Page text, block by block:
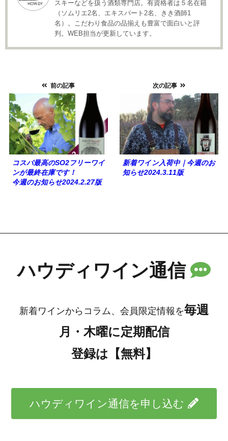
スキーなどを扱う酒類専門店。有資格者は５名在籍
（ソムリエ2名、エキスパート2名、きき酒師1
名）。こだわり食品の品揃えも豊富で面白いと評
判。WEB担当が更新しています。
前の記事
コスパ最高のSO2フリーワイ
ンが最終在庫です！
今週のお知らせ2024.2.27版
次の記事
新着ワイン入荷中｜今週のお
知らせ2024.3.11版
ハウディワイン通信
新着ワインからコラム、会員限定情報を毎週
月・木曜に定期配信
登録は【無料】
ハウディワイン通信を申し込む